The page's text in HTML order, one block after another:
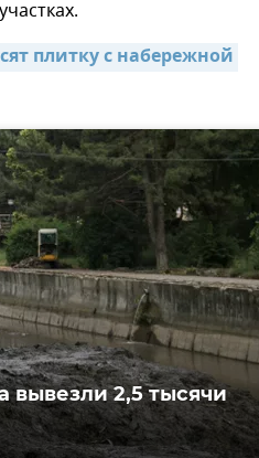
плитку с набережной
вывезли 2,5 тысячи